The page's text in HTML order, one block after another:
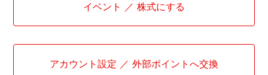
イベント ／ 株式にする
アカウント設定 ／ 外部ポイントへ交換